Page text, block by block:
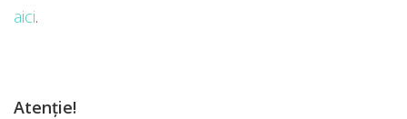
aici.
Atenție!